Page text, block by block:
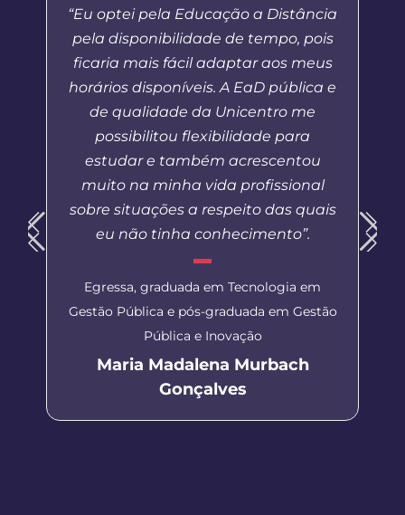
“Eu optei pela Educação a Distância
pela disponibilidade de tempo, pois
ficaria mais fácil adaptar aos meus
horários disponíveis. A EaD pública e
de qualidade da Unicentro me
possibilitou flexibilidade para
estudar e também acrescentou
muito na minha vida profissional
sobre situações a respeito das quais
eu não tinha conhecimento”.
Egressa, graduada em Tecnologia em
Gestão Pública e pós-graduada em Gestão
Pública e Inovação
Maria Madalena Murbach
Gonçalves